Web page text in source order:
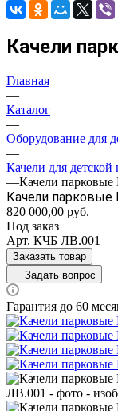
Качели
Главная
—
Каталог
—
Оборудование для
—
Качели для
—Качели
Качели
820 000,00 руб.
Под заказ
Арт. КЧБ ЛВ.001
Заказать товар
Задать вопрос
Гарантия до 60